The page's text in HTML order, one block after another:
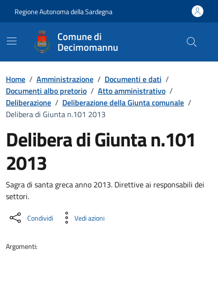
Regione Autonoma della Sardegna
Comune di
Decimomannu
Home / Amministrazione / Documenti e dati /
Documenti albo pretorio / Atto amministrativo /
Deliberazione / Deliberazione della Giunta comunale /
Delibera di Giunta n.101 2013
Delibera di Giunta n.101
2013
Dettaglio del documento
Sagra di santa greca anno 2013. Direttive ai responsabili dei
settori.
Condividi Vedi azioni
Argomenti: